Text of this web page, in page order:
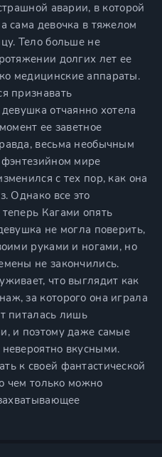
аварии, в которой
сама девочка в тяжелом
Тело больше не
долгих лет ее
медицинские аппараты.
признавать
отчаянно хотела
ее заветное
весьма необычным
мире
с тех пор, как она
Однако все это
Кагами опять
не могла поверить,
руками и ногами, но
не закончились.
что выглядит как
за которого она играла
питалась лишь
и поэтому даже самые
вкусными.
к своей фантастической
чем только можно